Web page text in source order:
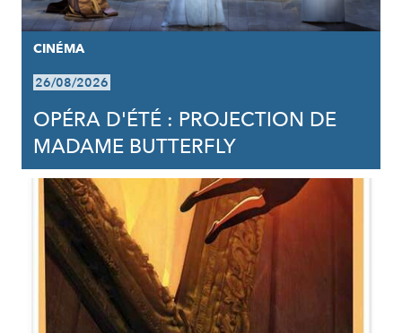
CINÉMA
26/08/2026
OPÉRA D'ÉTÉ : PROJECTION DE
MADAME BUTTERFLY